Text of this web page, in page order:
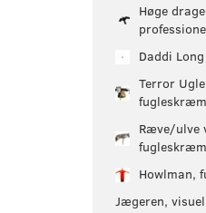
Høge
Daddi
Terror
Ræve/ulve
Howlman,
Jægeren,